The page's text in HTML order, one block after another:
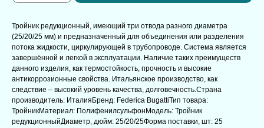
Тройник редукционный, имеющий три отвода разного диаметра
(25/20/25 мм) и предназначенный для объединения или разделения
потока жидкости, циркулирующей в трубопроводе. Система является
завершённой и легкой в эксплуатации. Наличие таких преимуществ
данного изделия, как термостойкость, прочность и высокие
антикоррозионные свойства. Итальянское производство, как
следствие – высокий уровень качества, долговечность.Страна
производитель: ИталияБренд: Federica BugattiТип товара:
ТройникМатериал: ПолифенилсульфонМодель: Тройник
редукционныйДиаметр, дюйм: 25/20/25Форма поставки, шт: 25